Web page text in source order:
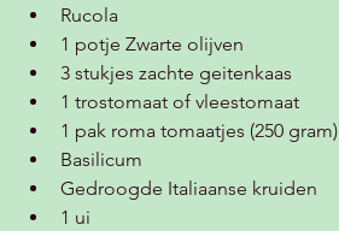
Rucola
1 potje Zwarte olijven
3 stukjes zachte geitenkaas
1 trostomaat of vleestomaat
1 pak roma tomaatjes (250 gram)
Basilicum
Gedroogde Italiaanse kruiden
1 ui